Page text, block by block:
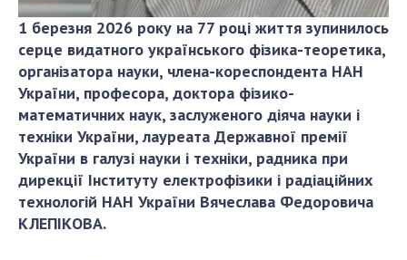
Центри колективного користування
науковими приладами НАН України
Оцінювання ефективності діяльності
наукових установ
Конкурси наукових досліджень НАН України
Відкрита наука в НАН України
Підготовка наукових кадрів
Робота з молоддю
1 березня 2026 року на 77 році життя зупинилось
серце видатного українського фізика-теоретика,
організатора науки, члена-кореспондента НАН
України, професора, доктора фізико-
математичних наук, заслуженого діяча науки і
техніки України, лауреата Державної премії
України в галузі науки і техніки, радника при
дирекції Інституту електрофізики і радіаційних
технологій НАН України Вячеслава Федоровича
КЛЕПІКОВА.